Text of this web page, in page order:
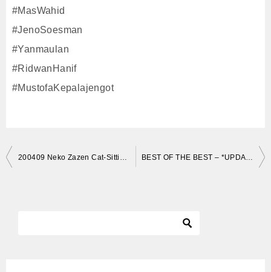
#MasWahid
#JenoSoesman
#Yanmaulan
#RidwanHanif
#MustofaKepalajengot
投
200409 Neko Zazen Cat-Sitting for 13 Minutes 55 Seconds / 猫座禅 BEST OF THE BEST – *UPDATED* REAL WORLD TESTING COMPACT HEAVY DUTY JUMP PACKS